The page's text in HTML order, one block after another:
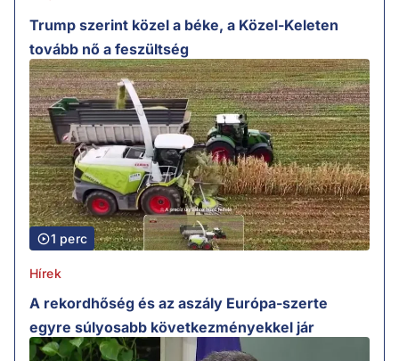
Trump szerint közel a béke, a Közel-Keleten
tovább nő a feszültség
1 perc
Hírek
A rekordhőség és az aszály Európa-szerte
egyre súlyosabb következményekkel jár